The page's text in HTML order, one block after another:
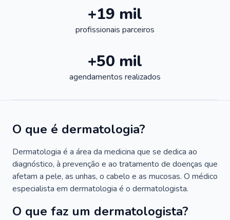
+19 mil
profissionais parceiros
+50 mil
agendamentos realizados
O que é dermatologia?
Dermatologia é a área da medicina que se dedica ao
diagnóstico, à prevenção e ao tratamento de doenças que
afetam a pele, as unhas, o cabelo e as mucosas. O médico
especialista em dermatologia é o dermatologista.
O que faz um dermatologista?